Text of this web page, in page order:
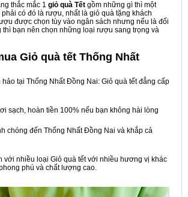
thắc mắc 1 giỏ quà Tết gồm những gì thì một
có đó là rượu, nhất là giỏ quà tặng khách
được chọn tùy vào ngân sách nhưng nếu là đối
thì bạn nên chọn những loại rượu sang trọng và
Giỏ quà tết Thống Nhất
hảo tại Thống Nhất Đồng Nai: Giỏ quà tết đẳng cấp
sạch, hoàn tiền 100% nếu bạn không hài lòng
chóng đến Thống Nhất Đồng Nai và khắp cả
với nhiều loại Giỏ quà tết với nhiều hương vị khác
phú và chất lượng cao.